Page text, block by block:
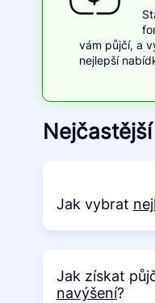
vám půjčí, a
nejlepší
Jak vybrat
Jak získat
navýšení?